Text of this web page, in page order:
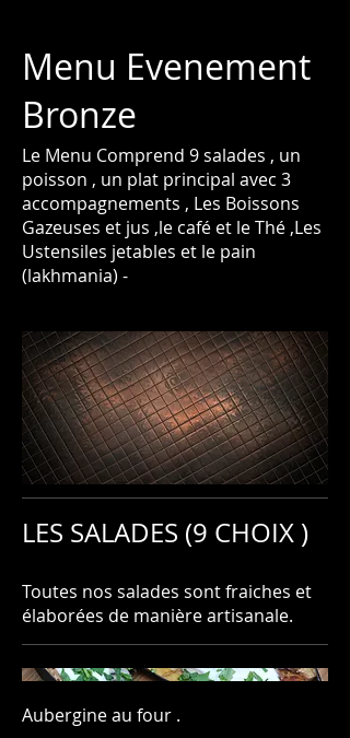
Menu Evenement
Bronze
Le Menu Comprend 9 salades , un
poisson , un plat principal avec 3
accompagnements , Les Boissons
Gazeuses et jus ,le café et le Thé ,Les
Ustensiles jetables et le pain
LES SALADES (9 CHOIX )
Toutes nos salades sont fraiches et
Aubergine au four .